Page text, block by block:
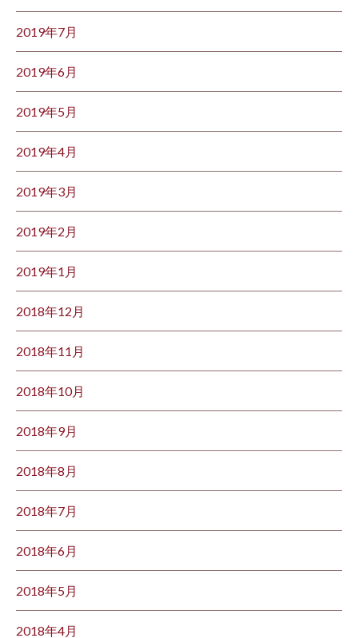
2019年7月
2019年6月
2019年5月
2019年4月
2019年3月
2019年2月
2019年1月
2018年12月
2018年11月
2018年10月
2018年9月
2018年8月
2018年7月
2018年6月
2018年5月
2018年4月